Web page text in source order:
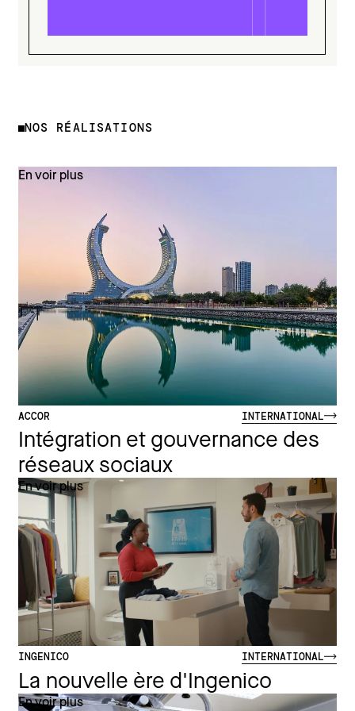
NOS RÉALISATIONS
En voir plus
ACCOR INTERNATIONAL
Intégration et gouvernance des
réseaux sociaux
En voir plus
INGENICO INTERNATIONAL
La nouvelle ère d'Ingenico
En voir plus